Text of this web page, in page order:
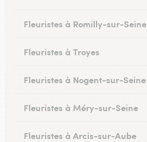
Fleuristes à Romilly-sur-Seine
Fleuristes à Troyes
Fleuristes à Nogent-sur-Seine
Fleuristes à Méry-sur-Seine
Fleuristes à Arcis-sur-Aube